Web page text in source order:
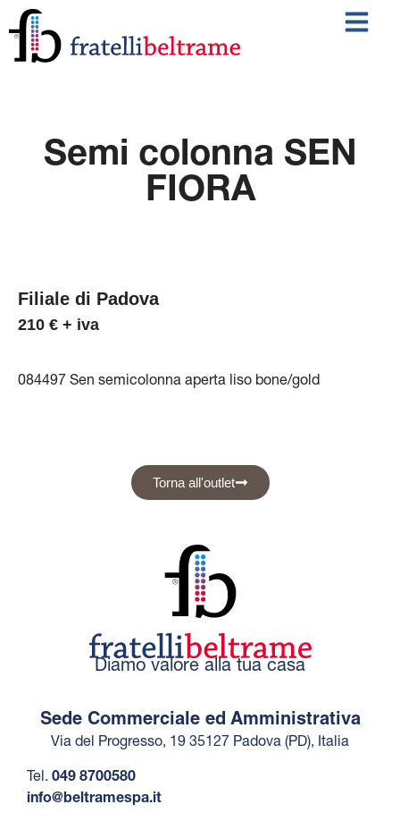
Semi colonna SEN
FIORA
Filiale di Padova
210 € + iva
084497 Sen semicolonna aperta liso bone/gold
Torna all'outlet
Diamo valore alla tua casa
Sede Commerciale ed Amministrativa
Via del Progresso, 19 35127 Padova (PD), Italia
Tel. 049 8700580
info@beltramespa.it